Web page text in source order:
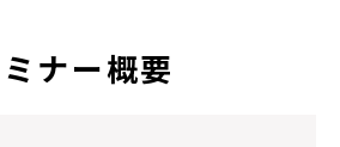
ナー概要